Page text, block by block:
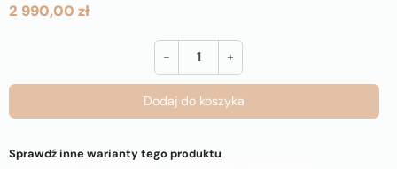
2 990,00 zł
- +
Dodaj do koszyka
Sprawdź inne warianty tego produktu